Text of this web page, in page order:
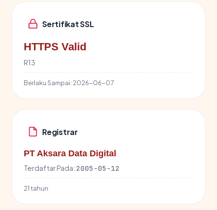
Sertifikat SSL
HTTPS Valid
R13
Berlaku Sampai: 2026-06-07
Registrar
PT Aksara Data Digital
Terdaftar Pada: 2005-05-12
21 tahun